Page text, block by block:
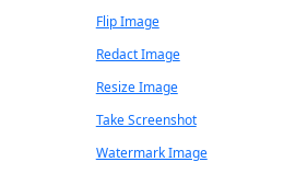
Flip Image
Redact Image
Resize Image
Take Screenshot
Watermark Image